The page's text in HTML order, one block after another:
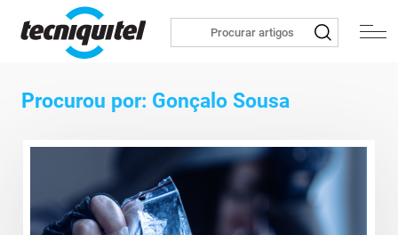
Procurou por: Gonçalo Sousa